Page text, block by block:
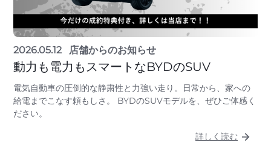
2026.05.12 店舗からのお知らせ
動力も電力もスマートなBYDのSUV
電気自動車の圧倒的な静粛性と力強い走り。日常から、家への
給電までこなす頼もしさ。 BYDのSUVモデルを、ぜひご体感く
ださい。
詳しく読む